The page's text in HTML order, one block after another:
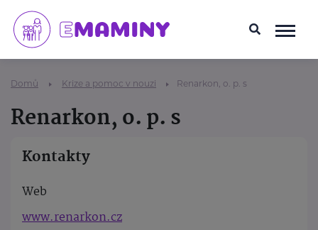
Domů Krize a pomoc v nouzi Renarkon, o. p. s
Renarkon, o. p. s
Kontakty
Web
www.renarkon.cz